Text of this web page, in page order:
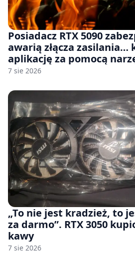
Posiadacz RTX 5090
awarią złącza zasilania…
aplikację za pomocą
7 sie 2026
„To nie jest kradzież, to
za darmo”. RTX 3050
kawy
7 sie 2026